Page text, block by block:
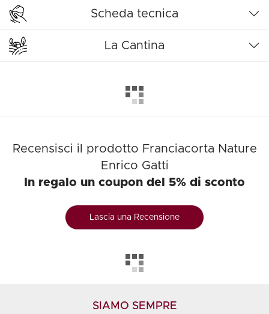
Scheda tecnica
La Cantina
Recensisci il prodotto Franciacorta Nature
Enrico Gatti
In regalo un coupon del 5% di sconto
Lascia una Recensione
SIAMO SEMPRE